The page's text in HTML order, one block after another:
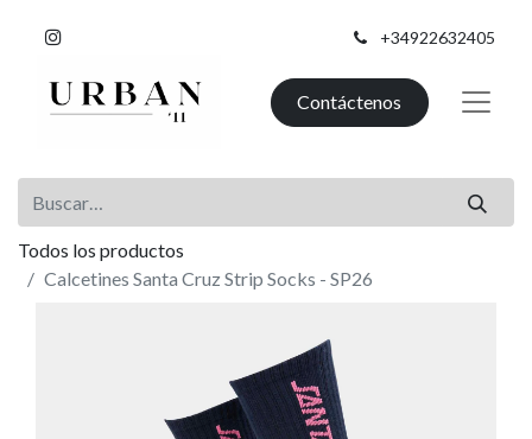
+34922632405
Contáctenos
Todos los productos
Calcetines Santa Cruz Strip Socks - SP26